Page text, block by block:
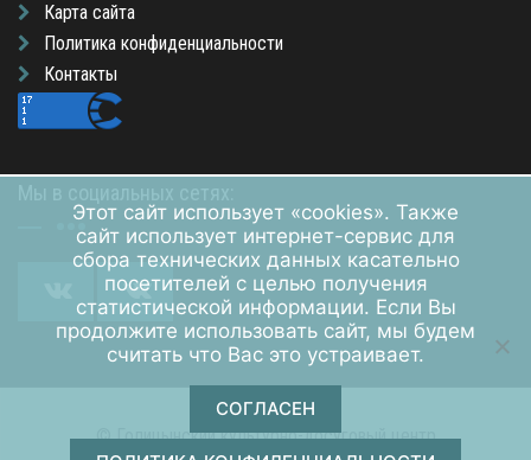
Карта сайта
Политика конфиденциальности
Контакты
© Голицынский культурно-досуговый центр
Этот сайт использует «cookies». Также
сайт использует интернет-сервис для
сбора технических данных касательно
посетителей с целью получения
статистической информации. Если Вы
продолжите использовать сайт, мы будем
считать что Вас это устраивает.
СОГЛАСЕН